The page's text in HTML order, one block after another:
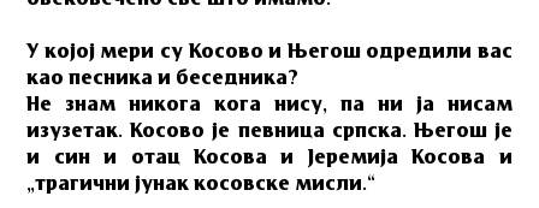
У којој мери су Косово и Његош одредили вас
као песника и беседника?
Не знам никога кога нису, па ни ја нисам
изузетак. Косово је певница српска. Његош је
и син и отац Косова и Јеремија Косова и
„трагични јунак косовске мисли.“